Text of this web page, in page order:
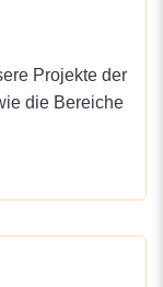
Projekte der
die Bereiche